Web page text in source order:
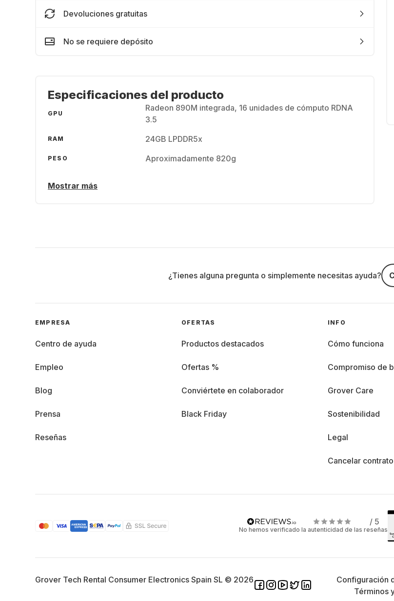
Devoluciones gratuitas
No se requiere depósito
Especificaciones del producto
GPU
Radeon 890M integrada, 16 unidades de cómputo RDNA
3.5
RAM 24GB LPDDR5x
PESO Aproximadamente 820g
Mostrar más
¿Tienes alguna pregunta o simplemente necesitas ayuda?
EMPRESA
Centro de ayuda
Empleo
Blog
Prensa
Reseñas
OFERTAS
Productos destacados
Ofertas %
Conviértete en colaborador
Black Friday
INFO
Cómo funciona
Compromiso de
Grover Care
Sostenibilidad
Legal
Cancelar contrato
/ 5
No hemos verificado la autenticidad de las reseñas
Grover Tech Rental Consumer Electronics Spain SL © 2026 Configuración
Términos